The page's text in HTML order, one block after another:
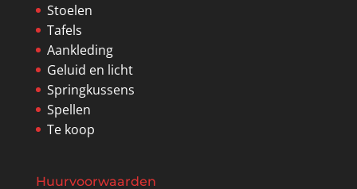
Stoelen
Tafels
Aankleding
Geluid en licht
Springkussens
Spellen
Te koop
Huurvoorwaarden